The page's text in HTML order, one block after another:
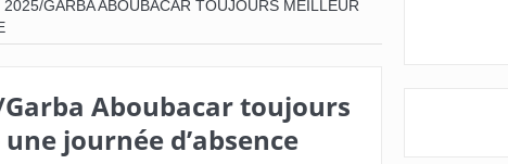
GARBA ABOUBACAR TOUJOURS MEILLEUR
Aboubacar toujours
journée d’absence